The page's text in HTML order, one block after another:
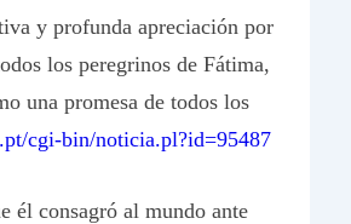
y profunda apreciación por
los peregrinos de Fátima,
una promesa de todos los
cgi-bin/noticia.pl?id=95487
él consagró al mundo ante